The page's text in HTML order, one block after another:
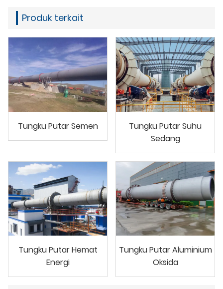
Produk terkait
Tungku Putar Semen
Tungku Putar Suhu
Sedang
Tungku Putar Hemat
Energi
Tungku Putar Aluminium
Oksida